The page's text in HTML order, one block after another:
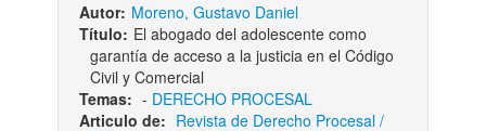
Autor: Moreno, Gustavo Daniel
Título: El abogado del adolescente como
garantía de acceso a la justicia en el Código
Civil y Comercial
Temas: - DERECHO PROCESAL
Articulo de: Revista de Derecho Procesal /